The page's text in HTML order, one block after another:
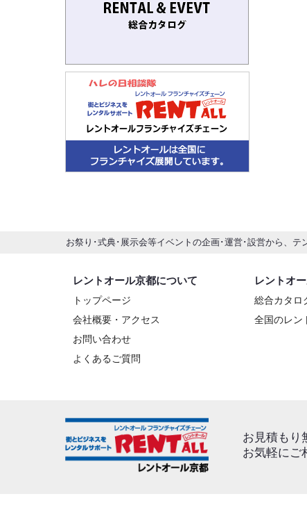
お祭り･式典･展示会等イベントの企画･運営･設営から、
レントオール京都について
トップページ
会社概要・アクセス
お問い合わせ
よくあるご質問
レントオ
総合カタロ
全国のレン
お見積もり
お気軽にご